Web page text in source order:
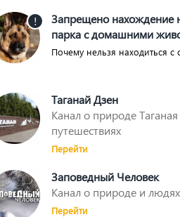
Запрещено нахождение
парка с домашними
Почему нельзя находиться с
!
Таганай Дзен
Канал о природе
путешествиях
Перейти
Заповедный Человек
Канал о природе и людях
Перейти